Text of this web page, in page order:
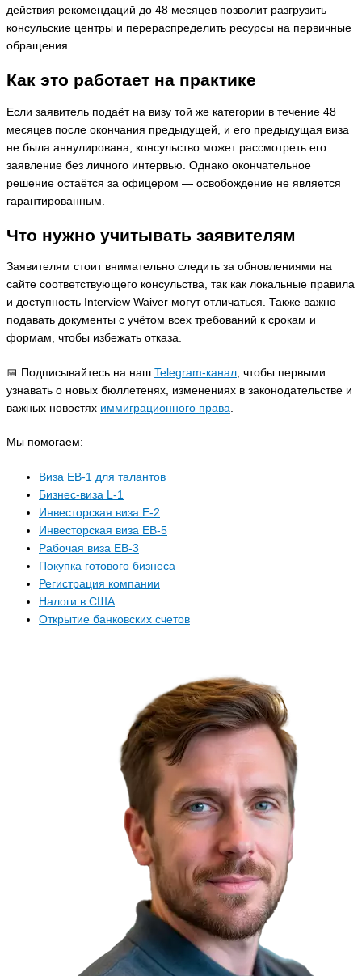
действия рекомендаций до 48 месяцев позволит разгрузить
консульские центры и перераспределить ресурсы на первичные
обращения.
Как это работает на практике
Если заявитель подаёт на визу той же категории в течение 48
месяцев после окончания предыдущей, и его предыдущая виза
не была аннулирована, консульство может рассмотреть его
заявление без личного интервью. Однако окончательное
решение остаётся за офицером — освобождение не является
гарантированным.
Что нужно учитывать заявителям
Заявителям стоит внимательно следить за обновлениями на
сайте соответствующего консульства, так как локальные правила
и доступность Interview Waiver могут отличаться. Также важно
подавать документы с учётом всех требований к срокам и
формам, чтобы избежать отказа.
📅 Подписывайтесь на наш Telegram-канал , чтобы первыми
узнавать о новых бюллетенях, изменениях в законодательстве и
важных новостях иммиграционного права
Мы помогаем:
Виза EB-1 для талантов
Бизнес-виза L-1
Инвесторская виза E-2
Инвесторская виза EB-5
Рабочая виза EB-3
Покупка готового бизнеса
Регистрация компании
Налоги в США
Открытие банковских счетов